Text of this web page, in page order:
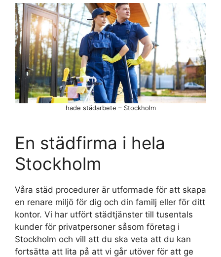
En städfirma i hela
Stockholm
Våra städ procedurer är utformade för att skapa
en renare miljö för dig och din familj eller för ditt
kontor. Vi har utfört städtjänster till tusentals
kunder för privatpersoner såsom företag i
Stockholm och vill att du ska veta att du kan
fortsätta att lita på att vi går utöver för att ge
hade städarbete – Stockholm